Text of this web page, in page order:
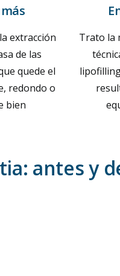
extracción
de las
quede el
redondo o
bien
Trato la
antes y